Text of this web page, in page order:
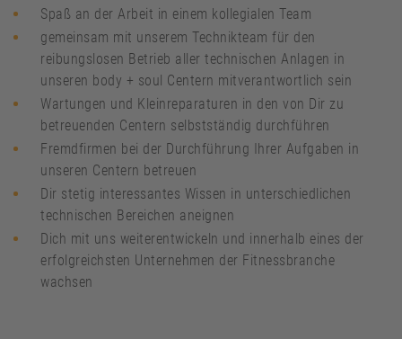
Spaß an der Arbeit in einem kollegialen Team
gemeinsam mit unserem Technikteam für den
reibungslosen Betrieb aller technischen Anlagen in
unseren body + soul Centern mitverantwortlich sein
Wartungen und Kleinreparaturen in den von Dir zu
betreuenden Centern selbstständig durchführen
Fremdfirmen bei der Durchführung Ihrer Aufgaben in
unseren Centern betreuen
Dir stetig interessantes Wissen in unterschiedlichen
technischen Bereichen aneignen
Dich mit uns weiterentwickeln und innerhalb eines der
erfolgreichsten Unternehmen der Fitnessbranche
wachsen